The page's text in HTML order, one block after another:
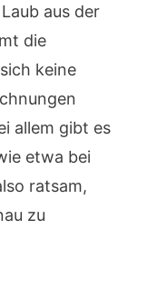
aus der
die
keine
allem gibt es
etwa bei
ratsam,
zu